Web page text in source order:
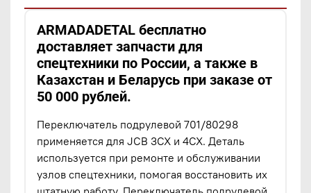
ARMADADETAL бесплатно
доставляет запчасти для
спецтехники по России, а также в
Казахстан и Беларусь при заказе от
50 000 рублей.
Переключатель подрулевой 701/80298
применяется для JCB 3CX и 4CX. Деталь
используется при ремонте и обслуживании
узлов спецтехники, помогая восстановить их